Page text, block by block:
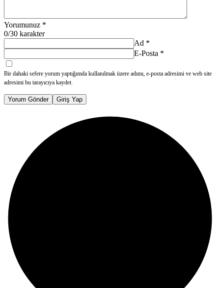
Yorumunuz *
0/30 karakter
Ad *
E-Posta *
Bir dahaki sefere yorum yaptığımda kullanılmak üzere adımı, e-posta adresimi ve web site
adresimi bu tarayıcıya kaydet.
Yorum Gönder Giriş Yap